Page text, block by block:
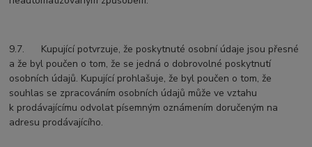
9.7. Kupující potvrzuje, že poskytnuté osobní údaje jsou přesné
a že byl poučen o tom, že se jedná o dobrovolné poskytnutí
osobních údajů. Kupující prohlašuje, že byl poučen o tom, že
souhlas se zpracováním osobních údajů může ve vztahu
k prodávajícímu odvolat písemným oznámením doručeným na
adresu prodávajícího.